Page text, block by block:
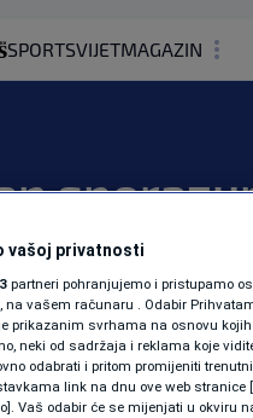
SPORTSVIJETMAGAZIN
N1
ali uz
sa
VIDEO 0 komentara
vašoj privatnosti
partneri pohranjujemo i pristupamo
na vašem računaru . Odabir
prikazanim svrhama na osnovu
neki od sadržaja i reklama koje
odabrati i pritom promijeniti
link na dnu ove web
Vaš odabir će se mijenjati u okviru